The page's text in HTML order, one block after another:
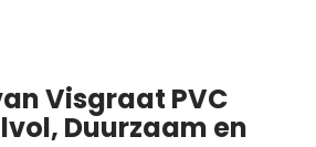
Visgraat PVC
Duurzaam en